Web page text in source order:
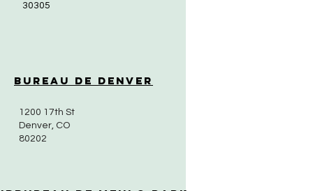
30305
Bureau de Denver
1200 17th St
Denver, CO
80202